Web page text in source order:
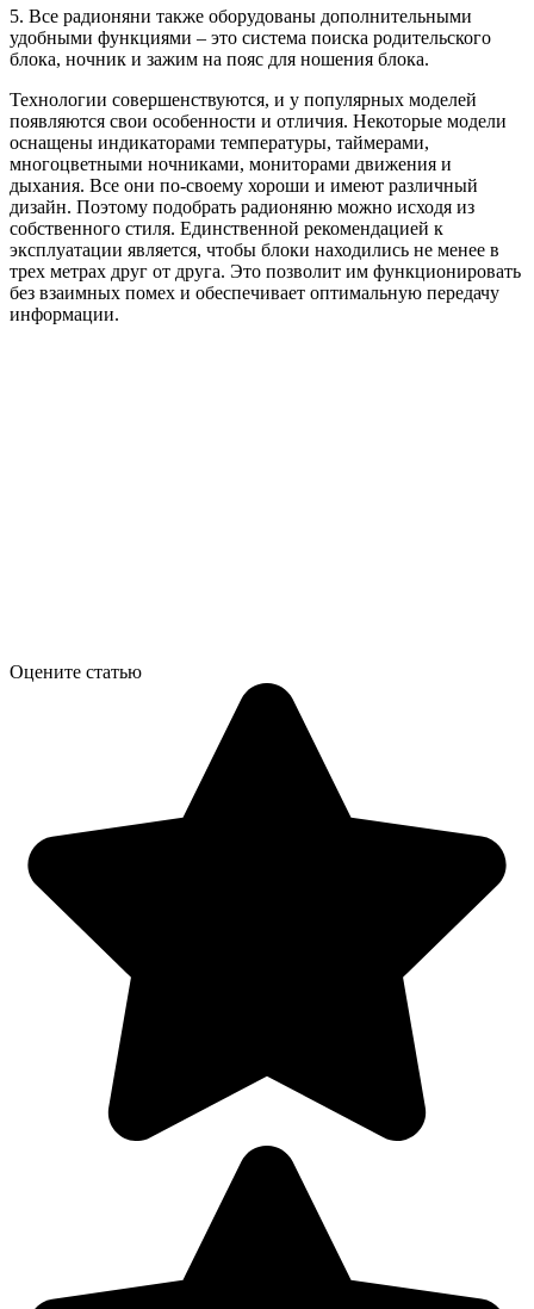
5. Все радионяни также оборудованы дополнительными
удобными функциями – это система поиска родительского
блока, ночник и зажим на пояс для ношения блока.
Технологии совершенствуются, и у популярных моделей
появляются свои особенности и отличия. Некоторые модели
оснащены индикаторами температуры, таймерами,
многоцветными ночниками, мониторами движения и
дыхания. Все они по-своему хороши и имеют различный
дизайн. Поэтому подобрать радионяню можно исходя из
собственного стиля. Единственной рекомендацией к
эксплуатации является, чтобы блоки находились не менее в
трех метрах друг от друга. Это позволит им функционировать
без взаимных помех и обеспечивает оптимальную передачу
информации.
Оцените статью